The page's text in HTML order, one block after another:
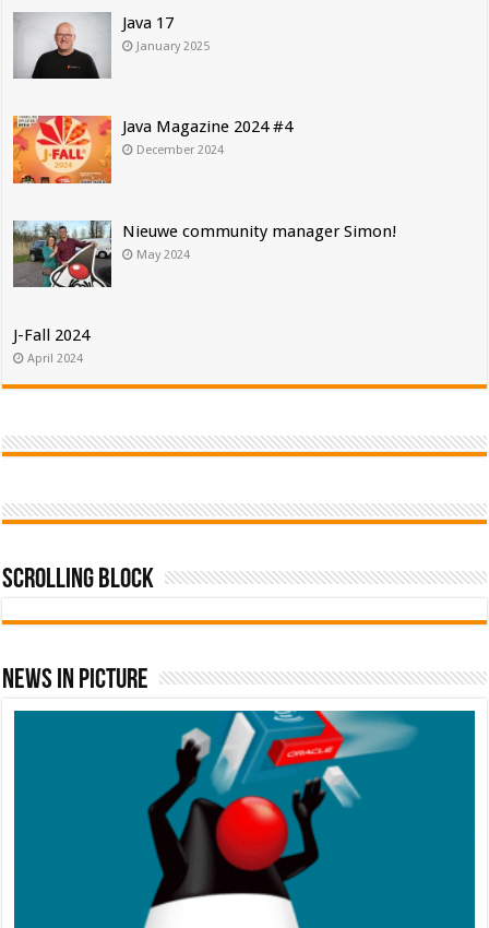
Java 17
January 2025
Java Magazine 2024 #4
December 2024
Nieuwe community manager Simon!
May 2024
J-Fall 2024
April 2024
Scrolling Block
News In Picture